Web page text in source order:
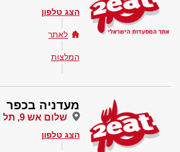
הצג טלפון
לאתר
המלצות
מעדניה בכפר
שלום אש 9, תל אביב
הצג טלפון